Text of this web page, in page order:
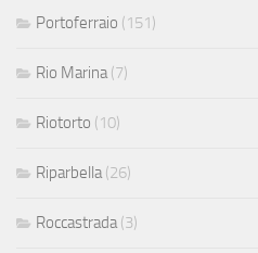
Portoferraio (151)
Rio Marina (7)
Riotorto (10)
Riparbella (26)
Roccastrada (3)